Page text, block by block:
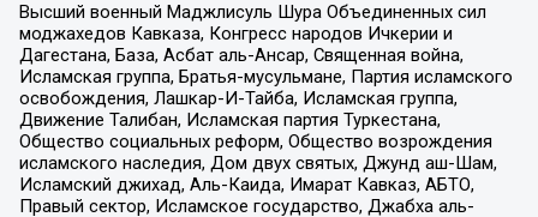
Высший военный Маджлисуль Шура Объединенных сил
моджахедов Кавказа, Конгресс народов Ичкерии и
Дагестана, База, Асбат аль-Ансар, Священная война,
Исламская группа, Братья-мусульмане, Партия исламского
освобождения, Лашкар-И-Тайба, Исламская группа,
Движение Талибан, Исламская партия Туркестана,
Общество социальных реформ, Общество возрождения
исламского наследия, Дом двух святых, Джунд аш-Шам,
Исламский джихад, Аль-Каида, Имарат Кавказ, АБТО,
Правый сектор, Исламское государство, Джабха аль-